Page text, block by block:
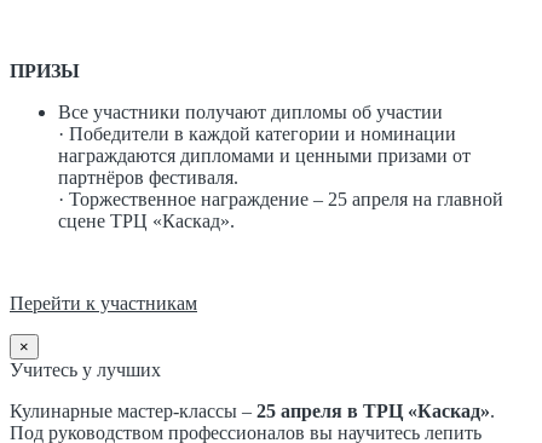
ПРИЗЫ
Все участники получают дипломы об участии
· Победители в каждой категории и номинации
награждаются дипломами и ценными призами от
партнёров фестиваля.
· Торжественное награждение – 25 апреля на главной
сцене ТРЦ «Каскад».
Перейти к участникам
×
Учитесь у лучших
Кулинарные мастер-классы – 25 апреля в ТРЦ «Каскад».
Под руководством профессионалов вы научитесь лепить